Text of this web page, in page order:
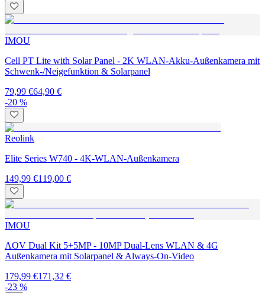
IMOU
Cell PT Lite with Solar Panel - 2K WLAN-Akku-Außenkamera mit
Schwenk-/Neigefunktion & Solarpanel
79,99 €64,90 €
-20 %
Reolink
Elite Series W740 - 4K-WLAN-Außenkamera
149,99 €119,00 €
IMOU
AOV Dual Kit 5+5MP - 10MP Dual-Lens WLAN & 4G
Außenkamera mit Solarpanel & Always-On-Video
179,99 €171,32 €
-23 %